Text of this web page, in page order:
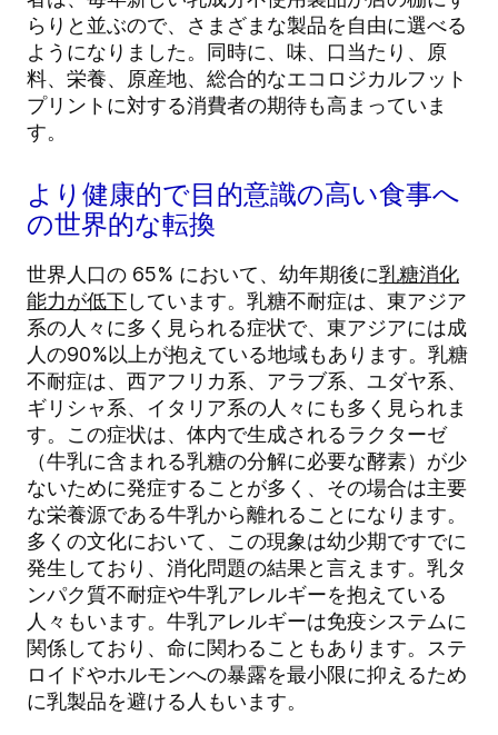
らりと並ぶので、さまざまな製品を自由に選べる
ようになりました。同時に、味、口当たり、原
料、栄養、原産地、総合的なエコロジカルフット
プリントに対する消費者の期待も高まっていま
す。
より健康的で目的意識の高い食事へ
の世界的な転換
世界人口の 65% において、幼年期後に乳糖消化
能力が低下しています。乳糖不耐症は、東アジア
系の人々に多く見られる症状で、東アジアには成
人の90%以上が抱えている地域もあります。乳糖
不耐症は、西アフリカ系、アラブ系、ユダヤ系、
ギリシャ系、イタリア系の人々にも多く見られま
す。この症状は、体内で生成されるラクターゼ
（牛乳に含まれる乳糖の分解に必要な酵素）が少
ないために発症することが多く、その場合は主要
な栄養源である牛乳から離れることになります。
多くの文化において、この現象は幼少期ですでに
発生しており、消化問題の結果と言えます。乳タ
ンパク質不耐症や牛乳アレルギーを抱えている
人々もいます。牛乳アレルギーは免疫システムに
関係しており、命に関わることもあります。ステ
ロイドやホルモンへの暴露を最小限に抑えるため
に乳製品を避ける人もいます。